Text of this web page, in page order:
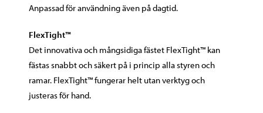
Anpassad för användning även på dagtid.
FlexTight™
Det innovativa och mångsidiga fästet FlexTight™ kan
fästas snabbt och säkert på i princip alla styren och
ramar. FlexTight™ fungerar helt utan verktyg och
justeras för hand.